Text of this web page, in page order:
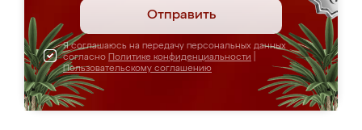
Отправить
Я соглашаюсь на передачу персональных данных
согласно Политике конфиденциальности
Пользовательскому соглашению